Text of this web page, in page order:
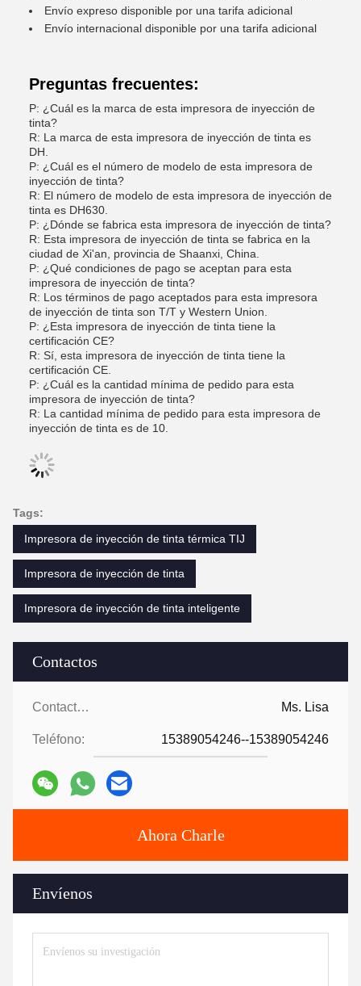
Contactos
Contactos: Ms. Lisa
Teléfono: 15389054246--15389054246
Ahora Charle
Envíenos
Envío expreso disponible por una tarifa adicional
Envío internacional disponible por una tarifa adicional
Preguntas frecuentes:
P: ¿Cuál es la marca de esta impresora de inyección de
tinta?
R: La marca de esta impresora de inyección de tinta es
DH.
P: ¿Cuál es el número de modelo de esta impresora de
inyección de tinta?
R: El número de modelo de esta impresora de inyección de
tinta es DH630.
P: ¿Dónde se fabrica esta impresora de inyección de tinta?
R: Esta impresora de inyección de tinta se fabrica en la
ciudad de Xi'an, provincia de Shaanxi, China.
P: ¿Qué condiciones de pago se aceptan para esta
impresora de inyección de tinta?
R: Los términos de pago aceptados para esta impresora
de inyección de tinta son T/T y Western Union.
P: ¿Esta impresora de inyección de tinta tiene la
certificación CE?
R: Sí, esta impresora de inyección de tinta tiene la
certificación CE.
P: ¿Cuál es la cantidad mínima de pedido para esta
impresora de inyección de tinta?
R: La cantidad mínima de pedido para esta impresora de
inyección de tinta es de 10.
Tags:
Impresora de inyección de tinta térmica TIJ
Impresora de inyección de tinta
Impresora de inyección de tinta inteligente